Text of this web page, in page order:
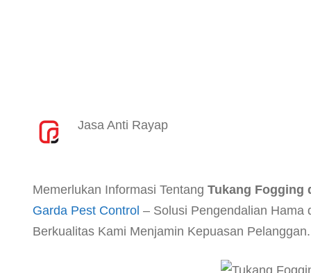
Jasa Anti Rayap
Memerlukan Informasi Tentang Tukang Fogging
Garda Pest Control – Solusi Pengendalian Hama
Berkualitas Kami Menjamin Kepuasan Pelanggan.